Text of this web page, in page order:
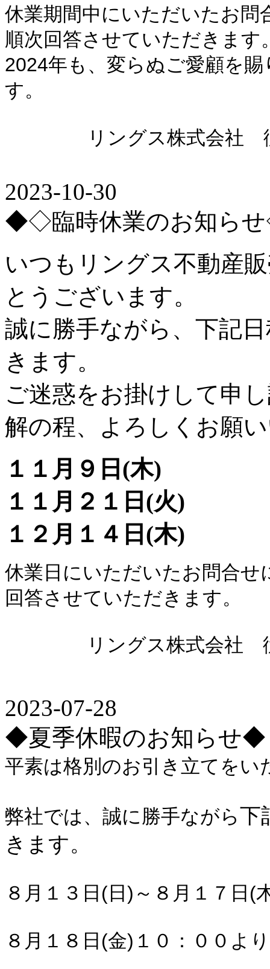
休業期間中にいただいたお問
順次回答させていただきます
2024年も、変らぬご愛顧を
す。
リングス株式会社 従
2023-10-30
◆◇臨時休業のお知ら
いつもリングス不動産
とうございます。
誠に勝手ながら、下記
きます。
ご迷惑をお掛けして申
解の程、よろしくお願
１１月９日(木)
１１月２１日(火)
１２月１４日(木)
休業日にいただいたお問合せ
回答させていただきます。
リングス株式会社 従
2023-07-28
◆夏季休暇のお知らせ◆
平素は格別のお引き立てを
弊社では、誠に勝手ながら下
きます。
８月１３日(日)～８月１７日(
８月１８日(金)１０：００よ